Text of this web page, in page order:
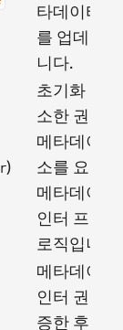
타데이터
를 업데이
니다.
)
초기화 중
소한 권한
메타데이터
소를 요구
메타데이터
인터 프로
로직입니다.
메타데이터
인터 권한
증한 후, 민